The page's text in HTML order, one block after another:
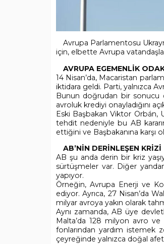
Avrupa Parlamentosu
için, elbette Avrupa
AVRUPA EGEMENLİK
14 Nisan’da, Macaristan
iktidara geldi. Parti, yalnızca
Bunun doğrudan bir sonucu
avroluk krediyi onayladığını
Eski Başbakan Viktor Orbán,
tehdit nedeniyle bu AB
ettiğini ve Başbakanına karşı
AB’NİN DERİNLEŞEN KRİZİ
AB şu anda derin bir kriz
sürtüşmeler var. Diğer
yapıyor.
Örneğin, Avrupa Enerji ve
ediyor. Ayrıca, 27 Nisan’da
milyar avroya yakın olarak
Aynı zamanda, AB üye
Malta’da 128 milyon avro ve
fonlarından yardım istemek
çeyreğinde yalnızca doğal